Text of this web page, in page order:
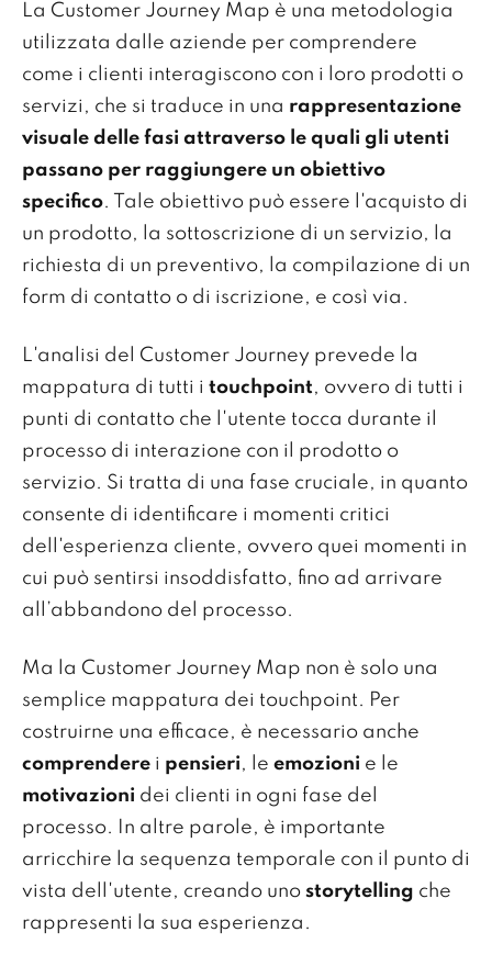
La Customer Journey Map è una metodologia
utilizzata dalle aziende per comprendere
come i clienti interagiscono con i loro prodotti o
servizi, che si traduce in una rappresentazione
visuale delle fasi attraverso le quali gli utenti
passano per raggiungere un obiettivo
specifico. Tale obiettivo può essere l'acquisto di
un prodotto, la sottoscrizione di un servizio, la
richiesta di un preventivo, la compilazione di un
form di contatto o di iscrizione, e così via.
L'analisi del Customer Journey prevede la
mappatura di tutti i touchpoint, ovvero di tutti i
punti di contatto che l'utente tocca durante il
processo di interazione con il prodotto o
servizio. Si tratta di una fase cruciale, in quanto
consente di identificare i momenti critici
dell'esperienza cliente, ovvero quei momenti in
cui può sentirsi insoddisfatto, fino ad arrivare
all’abbandono del processo.
Ma la Customer Journey Map non è solo una
semplice mappatura dei touchpoint. Per
costruirne una efficace, è necessario anche
comprendere i pensieri, le emozioni e le
motivazioni dei clienti in ogni fase del
processo. In altre parole, è importante
arricchire la sequenza temporale con il punto di
vista dell'utente, creando uno storytelling che
rappresenti la sua esperienza.